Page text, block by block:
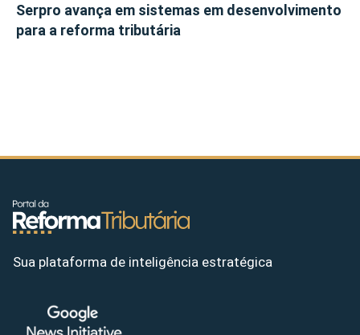
Serpro avança em sistemas em desenvolvimento
para a reforma tributária
Sua plataforma de inteligência estratégica